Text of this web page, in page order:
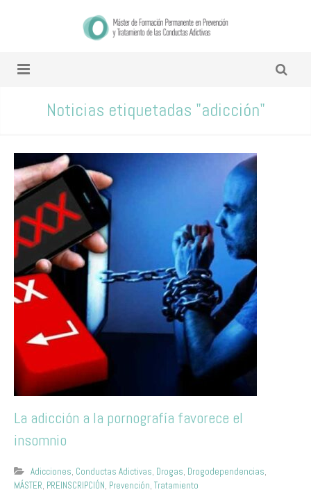
Noticias etiquetadas "adicción"
La adicción a la pornografía favorece el
insomnio
Adicciones, Conductas Adictivas, Drogas, Drogodependencias,
MÁSTER, PREINSCRIPCIÓN, Prevención, Tratamiento